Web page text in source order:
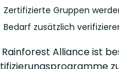
Zertifizierte Gruppen
Bedarf zusätzlich
Rainforest Alliance ist